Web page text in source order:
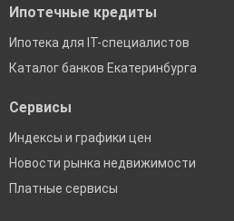
+−
Ипотечные кредиты
Ипотека для IT-специалистов
Каталог банков Екатеринбурга
Сервисы
Индексы и графики цен
Новости рынка недвижимости
Платные сервисы